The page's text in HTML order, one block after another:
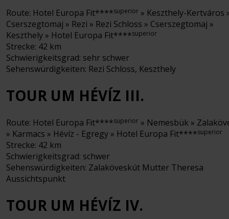
Route: Hotel Europa Fit****superior » Keszthely-Kertváros
Cserszegtomaj » Rezi » Rezi Schloss » Cserszegtomaj »
Keszthely » Hotel Europa Fit****superior
Strecke: 42 km
Schwierigkeitsgrad: sehr schwer
Sehenswürdigkeiten: Rezi Schloss, Keszthely
TOUR UM HÉVÍZ III.
Route: Hotel Europa Fit****superior » Nemesbük »
» Karmacs » Hévíz - Egregy » Hotel Europa Fit****superior
Strecke: 42 km
Schwierigkeitsgrad: schwer
Sehenswürdigkeiten: Zalaköveskút Mutter Theresa
Aussichtspunkt
TOUR UM HÉVÍZ IV.